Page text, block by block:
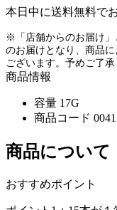
本日中に送料無料で
※「店舗からのお届け」
のお届けとなり、商品
ございます。予めご了承
商品情報
容量 17G
商品コード
商品について
おすすめポイント